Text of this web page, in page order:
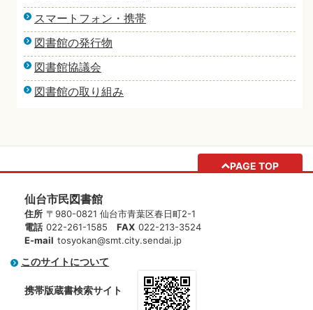
スマートフォン・携帯
図書館の発行物
図書館協議会
図書館の取り組み
PAGE TOP
仙台市民図書館
住所 〒980-0821 仙台市青葉区春日町2-1
電話 022-261-1585 FAX 022-213-3524
E-mail tosyokan@smt.city.sendai.jp
このサイトについて
携帯版蔵書検索サイト